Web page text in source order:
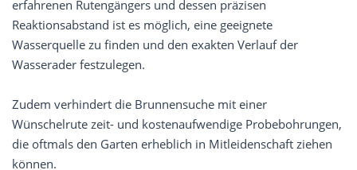
erfahrenen Rutengängers und dessen präzisen
Reaktionsabstand ist es möglich, eine geeignete
Wasserquelle zu finden und den exakten Verlauf der
Wasserader festzulegen.
Zudem verhindert die Brunnensuche mit einer
Wünschelrute zeit- und kostenaufwendige Probebohrungen,
die oftmals den Garten erheblich in Mitleidenschaft ziehen
können.